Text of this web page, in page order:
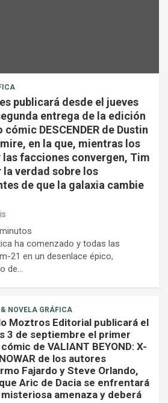
publicará desde el jueves
entrega de la edición
DESCENDER de Dustin
en la que, mientras los
las facciones convergen, Tim
verdad sobre los
de que la galaxia cambie
minutos
ha comenzado y todas las
21 en un desenlace épico,
de…
NOVELA GRÁFICA
Moztros Editorial publicará el
3 de septiembre el primer
de VALIANT BEYOND: X-
de los autores
Fajardo y Steve Orlando,
Aric de Dacia se enfrentará
misteriosa amenaza y deberá